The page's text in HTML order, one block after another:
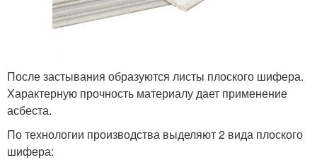
После застывания образуются листы плоского шифера.
Характерную прочность материалу дает применение
асбеста.
По технологии производства выделяют 2 вида плоского
шифера: